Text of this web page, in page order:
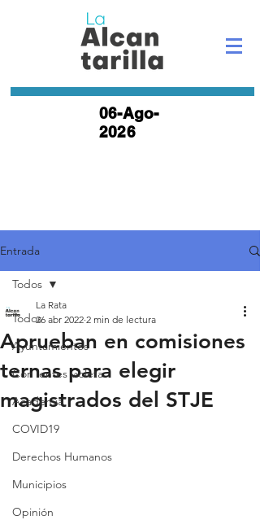
06-Ago-
2026
Entrada
Todos
Ayuntamientos
Con lentes violeta
Academia
COVID19
Derechos Humanos
Municipios
Opinión
Todos
Aprueban en comisiones
ternas para elegir
magistrados del STJE
La Rata
26 abr 2022 2 min de lectura